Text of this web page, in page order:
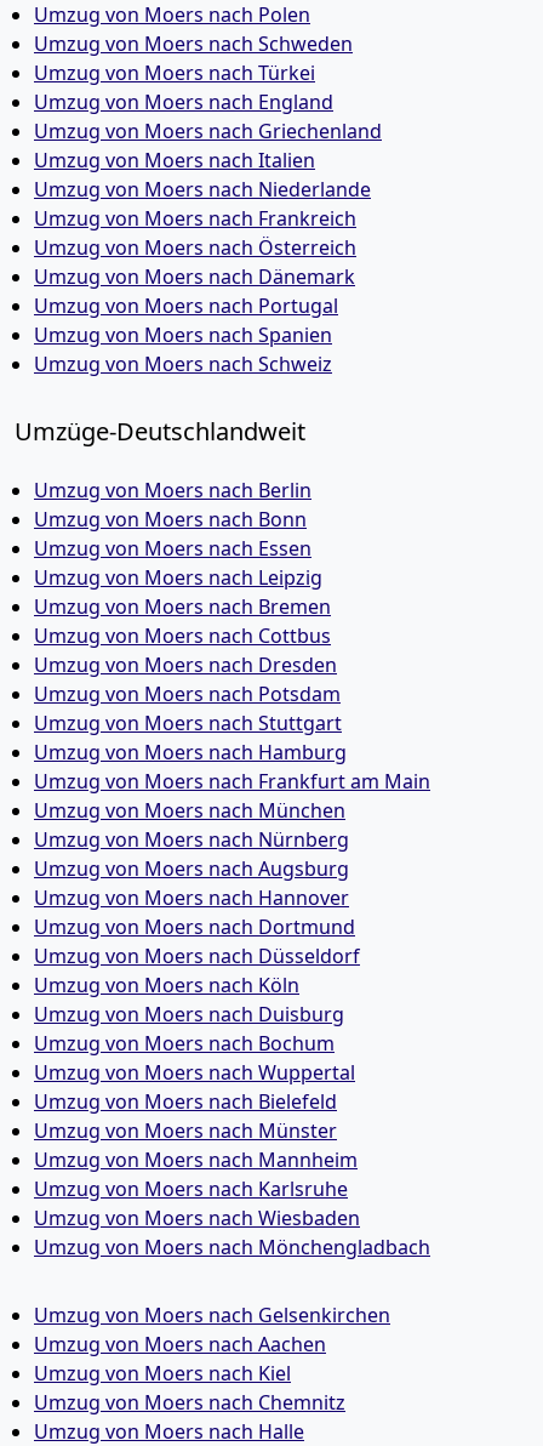
Umzug von Moers nach Polen
Umzug von Moers nach Schweden
Umzug von Moers nach Türkei
Umzug von Moers nach England
Umzug von Moers nach Griechenland
Umzug von Moers nach Italien
Umzug von Moers nach Niederlande
Umzug von Moers nach Frankreich
Umzug von Moers nach Österreich
Umzug von Moers nach Dänemark
Umzug von Moers nach Portugal
Umzug von Moers nach Spanien
Umzug von Moers nach Schweiz
Umzüge-Deutschlandweit
Umzug von Moers nach Berlin
Umzug von Moers nach Bonn
Umzug von Moers nach Essen
Umzug von Moers nach Leipzig
Umzug von Moers nach Bremen
Umzug von Moers nach Cottbus
Umzug von Moers nach Dresden
Umzug von Moers nach Potsdam
Umzug von Moers nach Stuttgart
Umzug von Moers nach Hamburg
Umzug von Moers nach Frankfurt am Main
Umzug von Moers nach München
Umzug von Moers nach Nürnberg
Umzug von Moers nach Augsburg
Umzug von Moers nach Hannover
Umzug von Moers nach Dortmund
Umzug von Moers nach Düsseldorf
Umzug von Moers nach Köln
Umzug von Moers nach Duisburg
Umzug von Moers nach Bochum
Umzug von Moers nach Wuppertal
Umzug von Moers nach Bielefeld
Umzug von Moers nach Münster
Umzug von Moers nach Mannheim
Umzug von Moers nach Karlsruhe
Umzug von Moers nach Wiesbaden
Umzug von Moers nach Mönchen­gladbach
Umzug von Moers nach Gelsenkirchen
Umzug von Moers nach Aachen
Umzug von Moers nach Kiel
Umzug von Moers nach Chemnitz
Umzug von Moers nach Halle